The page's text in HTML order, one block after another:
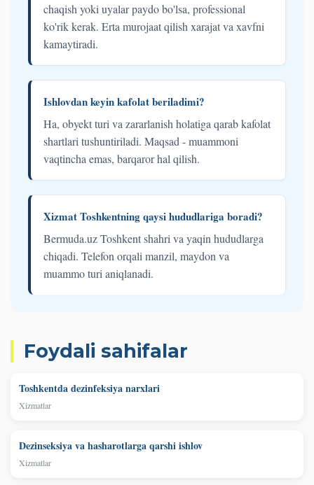
chaqish yoki uyalar paydo bo'lsa, professional
ko'rik kerak. Erta murojaat qilish xarajat va xavfni
kamaytiradi.
Ishlovdan keyin kafolat beriladimi?
Ha, obyekt turi va zararlanish holatiga qarab kafolat
shartlari tushuntiriladi. Maqsad - muammoni
vaqtincha emas, barqaror hal qilish.
Xizmat Toshkentning qaysi hududlariga boradi?
Bermuda.uz Toshkent shahri va yaqin hududlarga
chiqadi. Telefon orqali manzil, maydon va
muammo turi aniqlanadi.
Foydali sahifalar
Toshkentda dezinfeksiya narxlari
Xizmatlar
Dezinseksiya va hasharotlarga qarshi ishlov
Xizmatlar